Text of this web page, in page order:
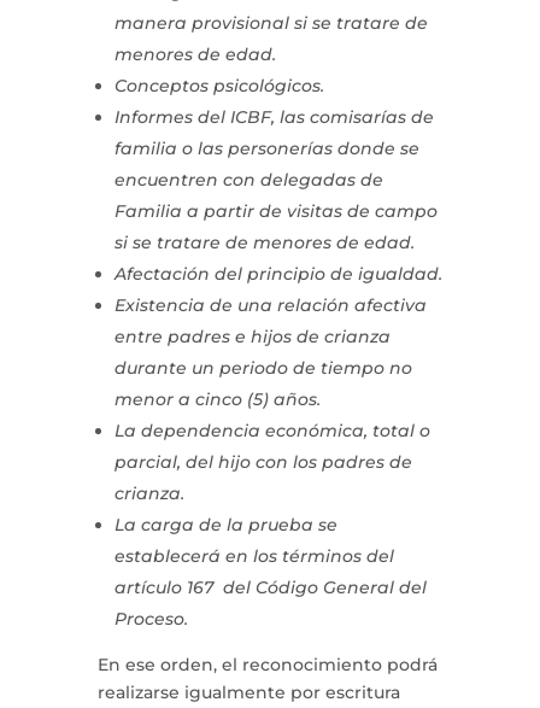
manera provisional si se tratare de
menores de edad.
Conceptos psicológicos.
Informes del ICBF, las comisarías de
familia o las personerías donde se
encuentren con delegadas de
Familia a partir de visitas de campo
si se tratare de menores de edad.
Afectación del principio de igualdad.
Existencia de una relación afectiva
entre padres e hijos de crianza
durante un periodo de tiempo no
menor a cinco (5) años.
La dependencia económica, total o
parcial, del hijo con los padres de
crianza.
La carga de la prueba se
establecerá en los términos del
artículo 167 del Código General del
Proceso.
En ese orden, el reconocimiento podrá
realizarse igualmente por escritura